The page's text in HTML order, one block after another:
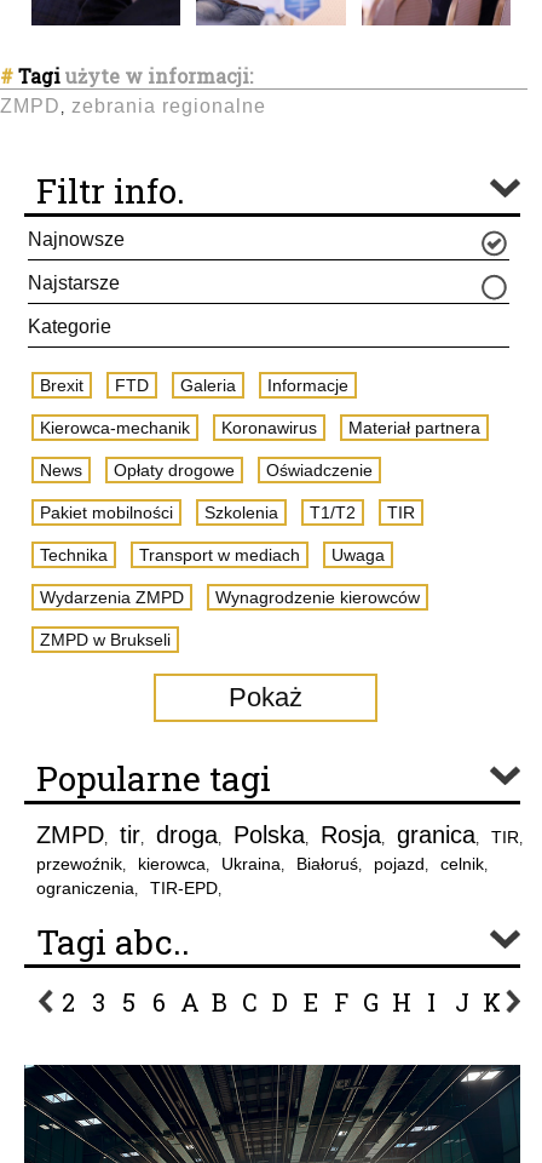
#Tagiużyte w informacji:
ZMPD , zebrania regionalne
Filtr info.
Najnowsze
Najstarsze
Kategorie
Brexit FTD Galeria Informacje
Kierowca-mechanik Koronawirus Materiał partnera
News Opłaty drogowe Oświadczenie
Pakiet mobilności Szkolenia T1/T2 TIR
Technika Transport w mediach Uwaga
Wydarzenia ZMPD Wynagrodzenie kierowców
ZMPD w Brukseli
Pokaż
Popularne tagi
ZMPD, tir, droga, Polska, Rosja, granica, TIR,
przewoźnik, kierowca, Ukraina, Białoruś, pojazd, celnik,
ograniczenia, TIR-EPD,
Tagi abc..
2 3 5 6 A B C D E F G H I J K L